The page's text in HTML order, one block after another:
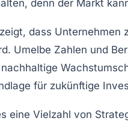
denn der Markt
dass Unternehmen
Umelbe Zahlen und
für zukünftige
eine Vielzahl von